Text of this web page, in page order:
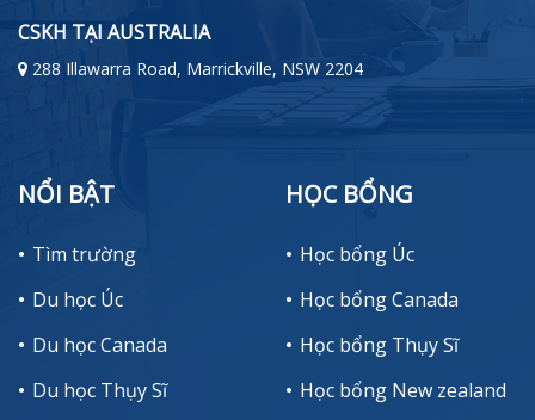
CSKH TẠI AUSTRALIA
288 Illawarra Road, Marrickville, NSW 2204
NỔI BẬT
Tìm trường
Du học Úc
Du học Canada
Du học Thụy Sĩ
HỌC BỔNG
Học bổng Úc
Học bổng Canada
Học bổng Thụy Sĩ
Học bổng New zealand